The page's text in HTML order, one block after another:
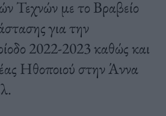
Τεχνών με το Βραβείο
για την
2022-2023 καθώς και
Ηθοποιού στην Άννα